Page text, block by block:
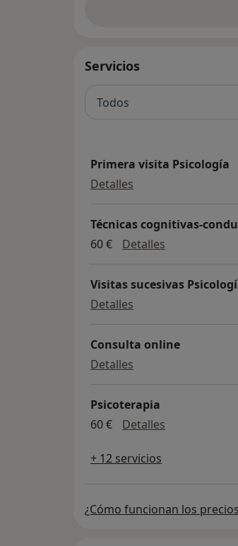
Servicios
Todos
Primera visita Psicología
Detalles
Técnicas cognitivas-
60 €
Detalles
Visitas sucesivas
Detalles
Consulta online
Detalles
Psicoterapia
60 €
Detalles
+ 12 servicios
¿Cómo funcionan los